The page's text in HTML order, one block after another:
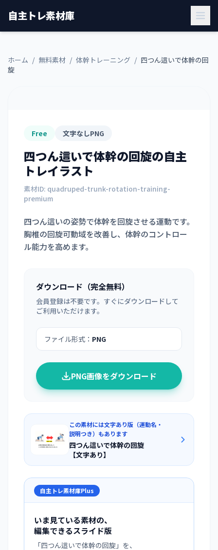
自主トレ素材庫
ホーム / 無料素材 / 体幹トレーニング / 四つん這いで体幹の回
旋
Free 文字なしPNG
四つん這いで体幹の回旋の自主
トレイラスト
素材ID: quadruped-trunk-rotation-training-
premium
四つん這いの姿勢で体幹を回旋させる運動です。
胸椎の回旋可動域を改善し、体幹のコントロー
ル能力を高めます。
ダウンロード（完全無料）
会員登録は不要です。すぐにダウンロードして
ご利用いただけます。
ファイル形式： PNG
PNG画像をダウンロード
この素材には文字あり版（運動名・
説明つき）もあります
四つん這いで体幹の回旋
【文字あり】
自主トレ素材庫Plus
いま見ている素材の、
編集できるスライド版
「四つん這いで体幹の回旋 」を、